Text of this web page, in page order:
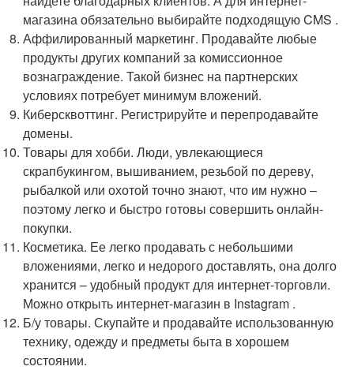
магазина обязательно выбирайте подходящую CMS .
Аффилированный маркетинг. Продавайте любые
продукты других компаний за комиссионное
вознаграждение. Такой бизнес на партнерских
условиях потребует минимум вложений.
Киберсквоттинг. Регистрируйте и перепродавайте
домены.
Товары для хобби. Люди, увлекающиеся
скрапбукингом, вышиванием, резьбой по дереву,
рыбалкой или охотой точно знают, что им нужно –
поэтому легко и быстро готовы совершить онлайн-
покупки.
Косметика. Ее легко продавать с небольшими
вложениями, легко и недорого доставлять, она долго
хранится – удобный продукт для интернет-торговли.
Можно открыть интернет-магазин в Instagram .
Б/у товары. Скупайте и продавайте использованную
технику, одежду и предметы быта в хорошем
состоянии.